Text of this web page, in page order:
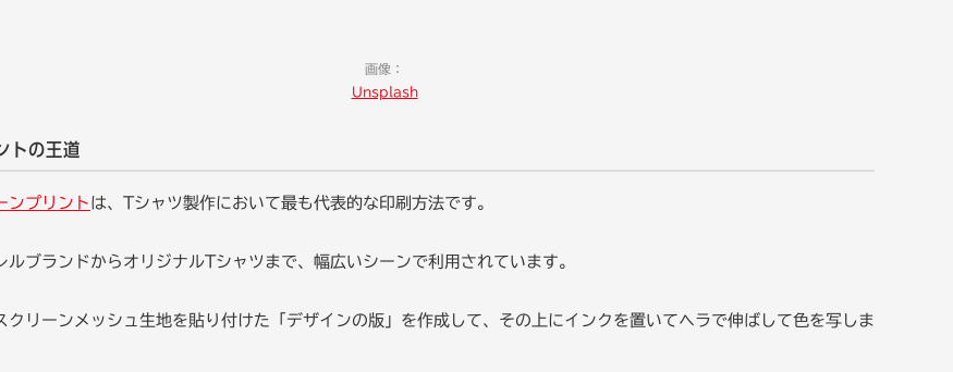
画像：
Unsplash
トの王道
ンプリント は、Tシャツ製作において最も代表的な印刷方法です。
ルブランドからオリジナルTシャツまで、幅広いシーンで利用されています。
クリーンメッシュ生地を貼り付けた「デザインの版」を作成して、その上にインクを置いてヘラで伸ばして色を写しま